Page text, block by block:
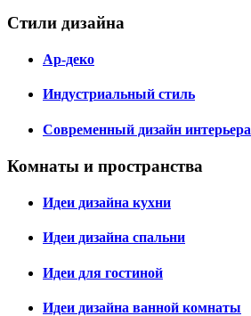
Стили дизайна
Ар-деко
Индустриальный стиль
Современный дизайн интерьера
Комнаты и пространства
Идеи дизайна кухни
Идеи дизайна спальни
Идеи для гостиной
Идеи дизайна ванной комнаты